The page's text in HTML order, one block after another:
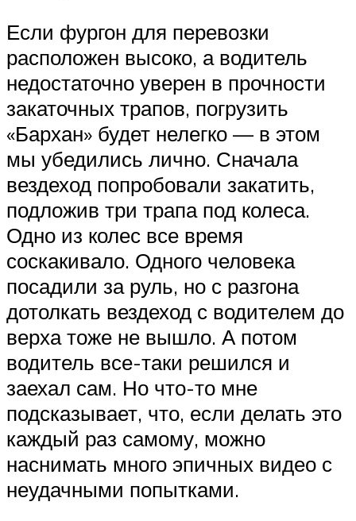
Если фургон для перевозки
расположен высоко, а водитель
недостаточно уверен в прочности
закаточных трапов, погрузить
«Бархан» будет нелегко — в этом
мы убедились лично. Сначала
вездеход попробовали закатить,
подложив три трапа под колеса.
Одно из колес все время
соскакивало. Одного человека
посадили за руль, но с разгона
дотолкать вездеход с водителем до
верха тоже не вышло. А потом
водитель все-таки решился и
заехал сам. Но что-то мне
подсказывает, что, если делать это
каждый раз самому, можно
наснимать много эпичных видео с
неудачными попытками.